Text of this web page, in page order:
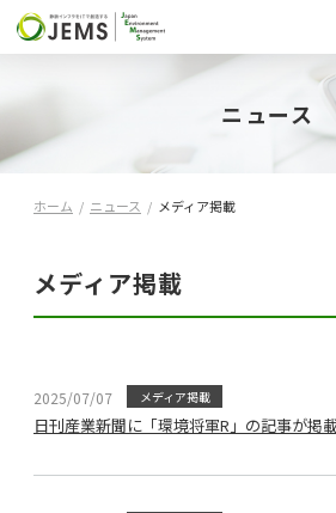
ニュース
ホーム / ニュース / メディア掲載
メディア掲載
2025/07/07 メディア掲載
日刊産業新聞に「環境将軍R」の記事が掲